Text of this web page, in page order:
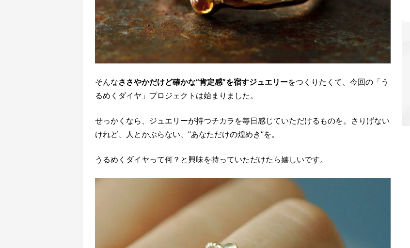
そんなささやかだけど確かな“肯定感”を宿すジュエリーをつくりたくて、今回の「う
るめくダイヤ」プロジェクトは始まりました。
せっかくなら、ジュエリーが持つチカラを毎日感じていただけるものを。さりげない
けれど、人とかぶらない、”あなただけの煌めき”を。
うるめくダイヤって何？と興味を持っていただけたら嬉しいです。